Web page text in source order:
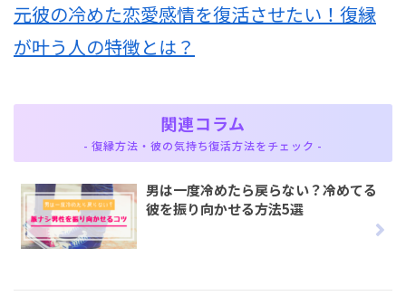
元彼の冷めた恋愛感情を復活させたい！復縁
が叶う人の特徴とは？
関連コラム
- 復縁方法・彼の気持ち復活方法をチェック -
男は一度冷めたら戻らない？冷めてる
彼を振り向かせる方法5選